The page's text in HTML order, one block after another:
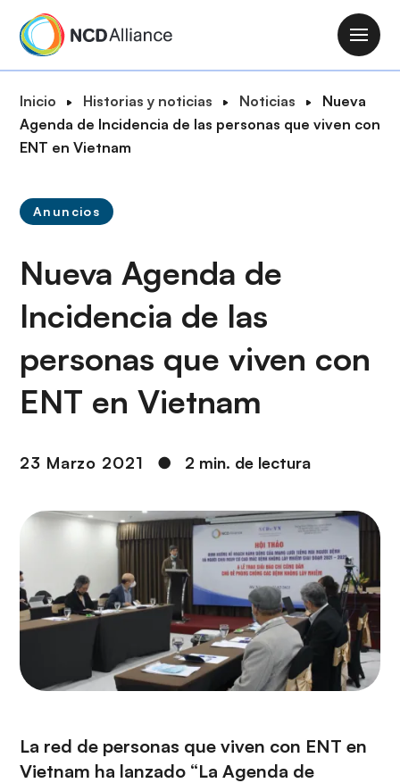
M
a
i
R
u
t
e
a
v
e
g
a
c
Inicio Historias y noticias Noticias
Nueva
Agenda de Incidencia de las personas que viven con
ENT en Vietnam
Anuncios
Nueva Agenda de
Incidencia de las
personas que viven con
ENT en Vietnam
23 Marzo 2021 ● 2 min. de lectura
La red de personas que viven con ENT en
Vietnam ha lanzado “La Agenda de